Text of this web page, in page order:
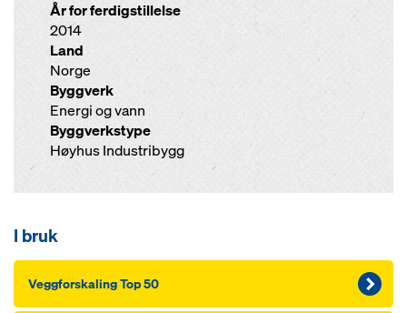
År for ferdigstillelse
2014
Land
Norge
Byggverk
Energi og vann
Byggverkstype
Høyhus Industribygg
I bruk
Veggforskaling Top 50